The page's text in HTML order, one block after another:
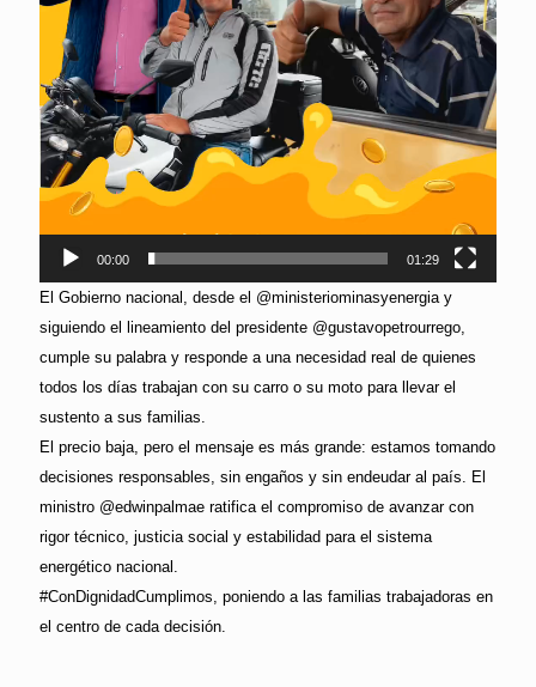
00:00 01:29
El Gobierno nacional, desde el @ministeriominasyenergia y
siguiendo el lineamiento del presidente @gustavopetrourrego,
cumple su palabra y responde a una necesidad real de quienes
todos los días trabajan con su carro o su moto para llevar el
sustento a sus familias.
El precio baja, pero el mensaje es más grande: estamos tomando
decisiones responsables, sin engaños y sin endeudar al país. El
ministro @edwinpalmae ratifica el compromiso de avanzar con
rigor técnico, justicia social y estabilidad para el sistema
energético nacional.
#ConDignidadCumplimos, poniendo a las familias trabajadoras en
el centro de cada decisión.